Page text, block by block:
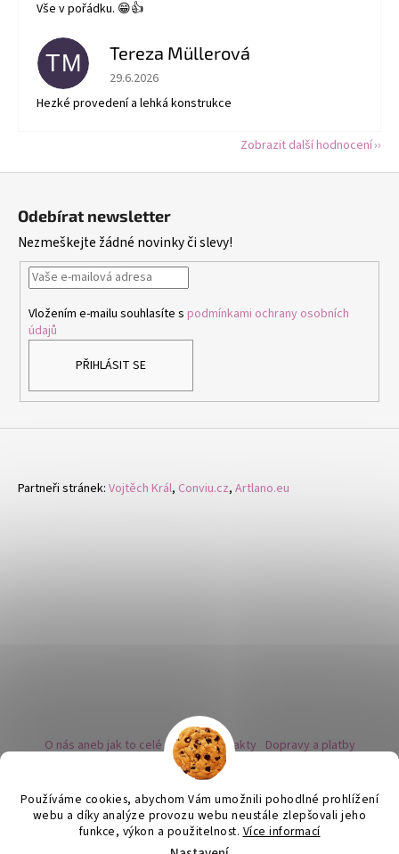
Používáme cookies, abychom Vám umožnili pohodlné prohlížení
webu a díky analýze provozu webu neustále zlepšovali jeho
funkce, výkon a použitelnost. Více informací
Vše v pořádku. 😁👍
TM Tereza Müllerová
Hodnocení obchodu je 5 z 5 hvězdiček.
29.6.2026
Hezké provedení a lehká konstrukce
Zobrazit další hodnocení
Odebírat newsletter
Nezmeškejte žádné novinky či slevy!
Vložením e-mailu souhlasíte s podmínkami ochrany osobních
údajů
PŘIHLÁSIT SE
Partneři stránek: Vojtěch Král, Conviu.cz, Artlano.eu
O nás aneb jak to celé začalo Kontakty Dopravy a platby
Kovy a puncovní značky Naše nabídka náušnic
Instagram - sledujte nás
Obchodní podmínky Ochrana osobních údajů
Zpětný odběr vysloužilých bateriích